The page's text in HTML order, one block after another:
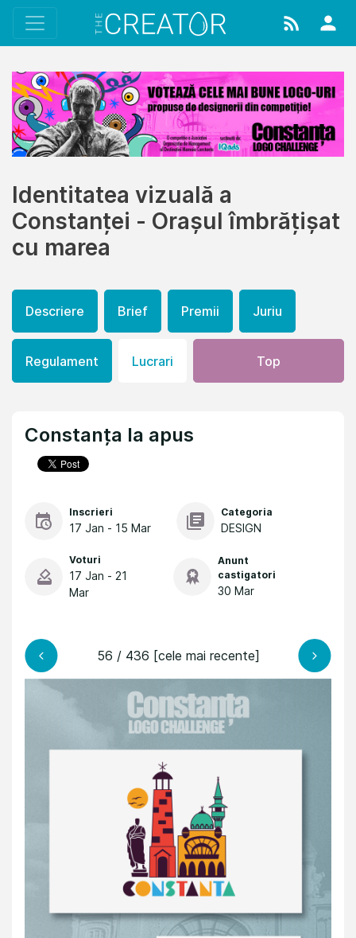
Identitatea vizuală a
Constanței - Orașul îmbrățișat
cu marea
Descriere Brief Premii Juriu
Regulament Lucrari Top
Constanța la apus
Inscrieri
17 Jan - 15 Mar
Categoria
DESIGN
Voturi
17 Jan - 21
Mar
Anunt
castigatori
30 Mar
56 / 436 [cele mai recente]